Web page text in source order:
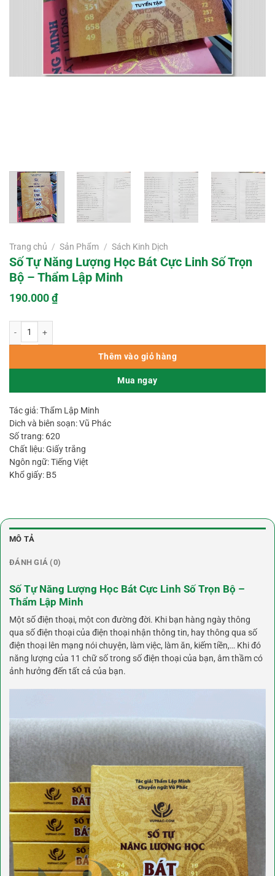
Trang chủ / Sản Phẩm / Sách Kinh Dịch
Số Tự Năng Lượng Học Bát Cực Linh Số Trọn
Bộ – Thẩm Lập Minh
190.000₫
Thêm vào giỏ hàng
Mua ngay
Tác giả: Thẩm Lập Minh
Dich và biên soạn: Vũ Phác
Số trang: 620
Chất liệu: Giấy trắng
Ngôn ngữ: Tiếng Việt
Khổ giấy: B5
MÔ TẢ
ĐÁNH GIÁ (0)
Số Tự Năng Lượng Học Bát Cực Linh Số Trọn Bộ –
Thẩm Lập Minh
Một số điện thoại, một con đường đời. Khi bạn hàng ngày thông
qua số điện thoại của điện thoại nhận thông tin, hay thông qua số
điện thoại lên mạng nói chuyện, làm việc, làm ăn, kiếm tiền,… Khi đó
năng lượng của 11 chữ số trong số điện thoại của bạn, âm thầm có
ảnh hưởng đến tất cả của bạn.